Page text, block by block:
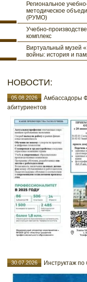
Региональное
методическое
(РУМО)
Учебно-
комплекс
Виртуальный музей
войны: история и
НОВОСТИ:
05.08.2026
Амбассадоры
абитуриентов
30.07.2026 Инструктаж